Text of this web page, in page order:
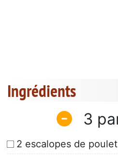
Ingrédients
3
2 escalopes de poulet